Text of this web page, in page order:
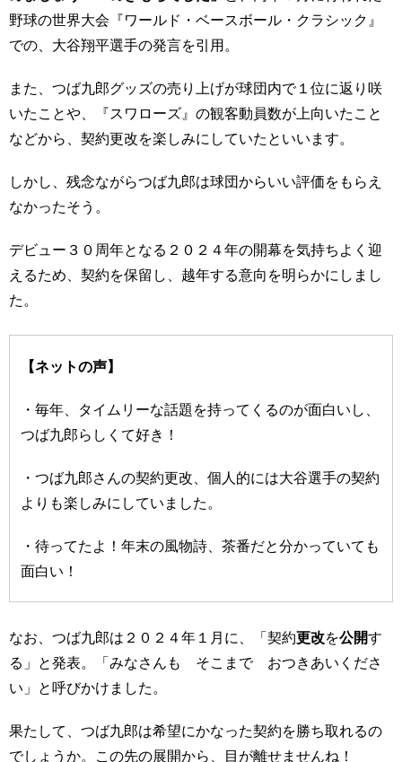
野球の世界大会『ワールド・ベースボール・クラシック』
での、大谷翔平選手の発言を引用。
また、つば九郎グッズの売り上げが球団内で１位に返り咲
いたことや、『スワローズ』の観客動員数が上向いたこと
などから、契約更改を楽しみにしていたといいます。
しかし、残念ながらつば九郎は球団からいい評価をもらえ
なかったそう。
デビュー３０周年となる２０２４年の開幕を気持ちよく迎
えるため、契約を保留し、越年する意向を明らかにしまし
た。
【ネットの声】
・毎年、タイムリーな話題を持ってくるのが面白いし、
つば九郎らしくて好き！
・つば九郎さんの契約更改、個人的には大谷選手の契約
よりも楽しみにしていました。
・待ってたよ！年末の風物詩、茶番だと分かっていても
面白い！
なお、つば九郎は２０２４年１月に、「契約更改を公開す
る」と発表。「みなさんも そこまで おつきあいくださ
い」と呼びかけました。
果たして、つば九郎は希望にかなった契約を勝ち取れるの
でしょうか。この先の展開から、目が離せませんね！